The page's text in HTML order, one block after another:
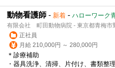
動物看護師 - 新着 - ハローワーク
有限会社 町田動物病院 - 東京都青梅市
正社員
月給 210,000円 ～ 280,000円
＊診療補助
・器具洗浄、清掃、片付け、書類整